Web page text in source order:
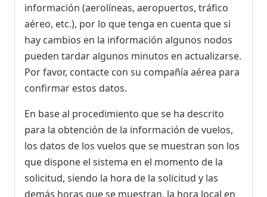
información (aerolíneas, aeropuertos, tráfico
aéreo, etc.), por lo que tenga en cuenta que si
hay cambios en la información algunos nodos
pueden tardar algunos minutos en actualizarse.
Por favor, contacte con su compañía aérea para
confirmar estos datos.
En base al procedimiento que se ha descrito
para la obtención de la información de vuelos,
los datos de los vuelos que se muestran son los
que dispone el sistema en el momento de la
solicitud, siendo la hora de la solicitud y las
demás horas que se muestran, la hora local en